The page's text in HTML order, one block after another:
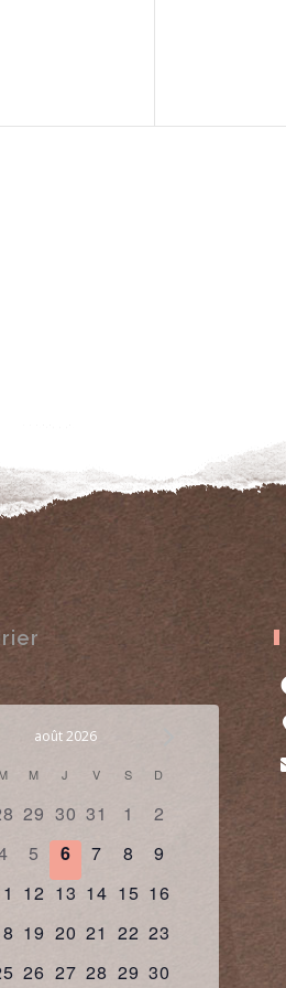
août 2026
M M J V S D
évènement,
0
évènement,
29 0
évènement,
30 0
31
0
1
0
évènement,
2
évènement,
0
évènement,
5
0
évènement,
6
0
7
0
8
0
évènement,
9
0
12 0
13 0
14 0
15 0
16
0
19 0
20 0
21 0
22 0
23
0
26 0
27 0
28 0
29 0
30